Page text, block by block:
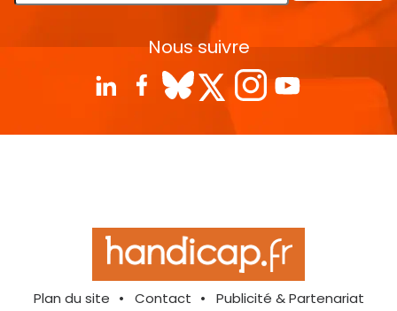
Nous suivre
Plan du site Contact
Publicité & Partenariat